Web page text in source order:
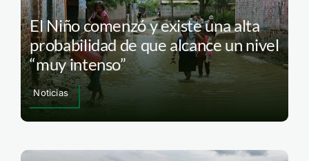
El Niño comenzó y existe una alta
probabilidad de que alcance un nivel
“muy intenso”
Noticias